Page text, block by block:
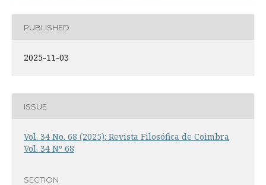
PUBLISHED
2025-11-03
ISSUE
Vol. 34 No. 68 (2025): Revista Filosófica de Coimbra
Vol. 34 Nº 68
SECTION